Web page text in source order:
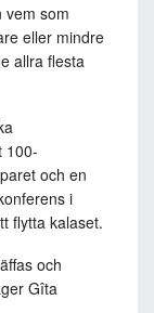
vem som
eller mindre
allra flesta
100-
och en
i
flytta kalaset.
och
Gîta